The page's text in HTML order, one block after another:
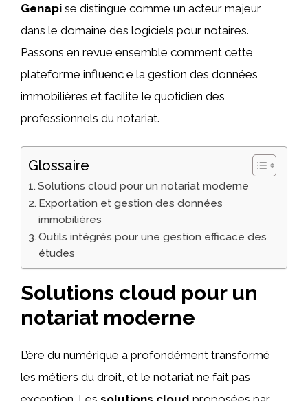
Genapi se distingue comme un acteur majeur
dans le domaine des logiciels pour notaires.
Passons en revue ensemble comment cette
plateforme influenc e la gestion des données
immobilières et facilite le quotidien des
professionnels du notariat.
Glossaire
Solutions cloud pour un notariat moderne
Exportation et gestion des données
immobilières
Outils intégrés pour une gestion efficace des
études
Solutions cloud pour un
notariat moderne
L’ère du numérique a profondément transformé
les métiers du droit, et le notariat ne fait pas